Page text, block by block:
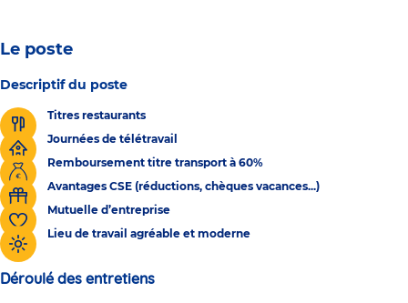
Le poste
Descriptif du poste
Titres restaurants
Journées de télétravail
Remboursement titre transport à 60%
Avantages CSE (réductions, chèques vacances...)
Mutuelle d’entreprise
Lieu de travail agréable et moderne
Déroulé des entretiens